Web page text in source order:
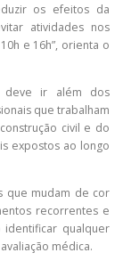
os efeitos da
atividades nos
e 16h”, orienta o
deve ir além dos
que trabalham
civil e do
expostos ao longo
que mudam de cor
recorrentes e
qualquer
médica.